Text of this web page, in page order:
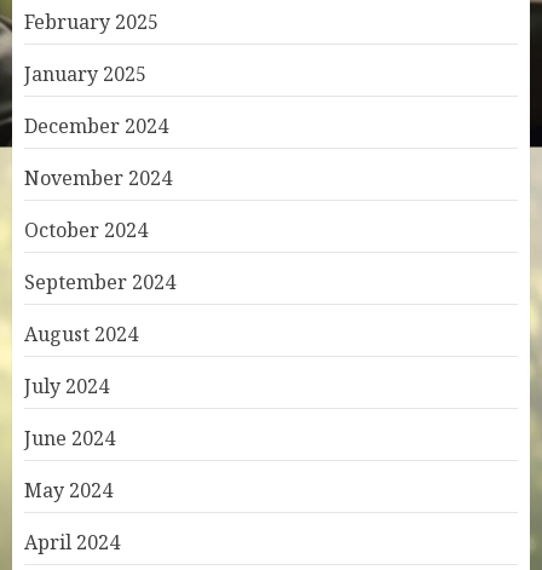
February 2025
January 2025
December 2024
November 2024
October 2024
September 2024
August 2024
July 2024
June 2024
May 2024
April 2024